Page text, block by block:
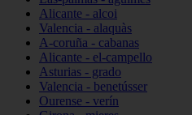
Alicante - alcoi
Valencia - alaquàs
A-coruña - cabanas
Alicante - el-campello
Asturias - grado
Valencia - benetússer
Ourense - verín